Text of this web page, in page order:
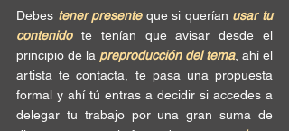
Debes tener presente que si querían usar tu
contenido te tenían que avisar desde el
principio de la preproducción del tema, ahí el
artista te contacta, te pasa una propuesta
formal y ahí tú entras a decidir si accedes a
delegar tu trabajo por una gran suma de